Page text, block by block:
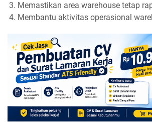
Memastikan area warehouse tetap
Membantu aktivitas operasional